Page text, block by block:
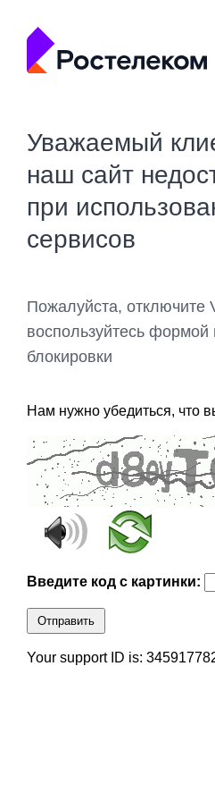
Уважаемый
наш сайт
при
сервисов
Пожалуйста, отключите
воспользуйтесь
блокировки
Нам нужно убедиться, что
Введите код с картинки:
Отправить
Your support ID is: